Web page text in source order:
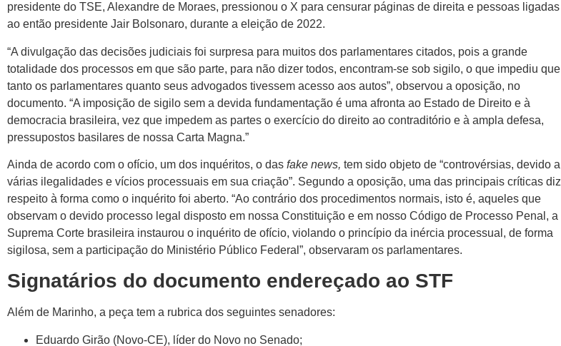
presidente do TSE, Alexandre de Moraes, pressionou o X para censurar páginas de direita e pessoas ligadas
ao então presidente Jair Bolsonaro, durante a eleição de 2022.
“A divulgação das decisões judiciais foi surpresa para muitos dos parlamentares citados, pois a grande
totalidade dos processos em que são parte, para não dizer todos, encontram-se sob sigilo, o que impediu que
tanto os parlamentares quanto seus advogados tivessem acesso aos autos”, observou a oposição, no
documento. “A imposição de sigilo sem a devida fundamentação é uma afronta ao Estado de Direito e à
democracia brasileira, vez que impedem as partes o exercício do direito ao contraditório e à ampla defesa,
pressupostos basilares de nossa Carta Magna.”
Ainda de acordo com o ofício, um dos inquéritos, o das fake news, tem sido objeto de “controvérsias, devido a
várias ilegalidades e vícios processuais em sua criação”. Segundo a oposição, uma das principais críticas diz
respeito à forma como o inquérito foi aberto. “Ao contrário dos procedimentos normais, isto é, aqueles que
observam o devido processo legal disposto em nossa Constituição e em nosso Código de Processo Penal, a
Suprema Corte brasileira instaurou o inquérito de ofício, violando o princípio da inércia processual, de forma
sigilosa, sem a participação do Ministério Público Federal”, observaram os parlamentares.
Signatários do documento endereçado ao STF
Além de Marinho, a peça tem a rubrica dos seguintes senadores:
Eduardo Girão (Novo-CE), líder do Novo no Senado;